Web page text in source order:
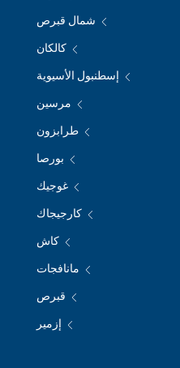
شمال قبرص
كالكان
إسطنبول الأسيوية
مرسين
طرابزون
بورصا
غوجيك
كارجيجاك
كاش
مانافجات
قبرص
إزمير